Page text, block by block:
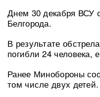
Днем 30 декабря ВСУ
Белгорода.
В результате
погибли 24 человека,
Ранее Минобороны
том числе двух детей.